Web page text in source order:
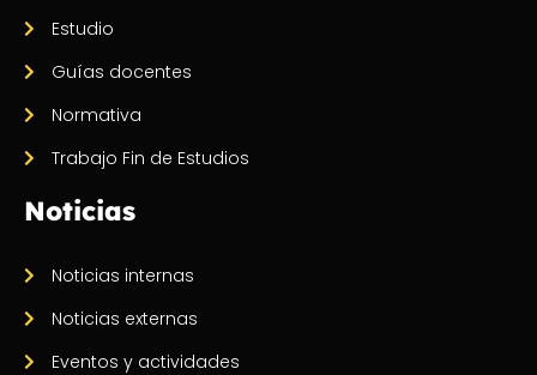
Estudio
Guías docentes
Normativa
Trabajo Fin de Estudios
Noticias
Noticias internas
Noticias externas
Eventos y actividades